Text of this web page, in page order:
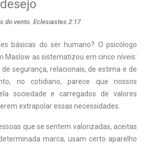
do vento. Eclesiastes 2:17
básicas do ser humano? O psicólogo
Maslow as sistematizou em cinco níveis:
segurança, relacionais, de estima e de
no cotidiano, parece que nossos
sociedade e carregados de valores
extrapolar essas necessidades.
que se sentem valorizadas, aceitas
marca, usam certo aparelho